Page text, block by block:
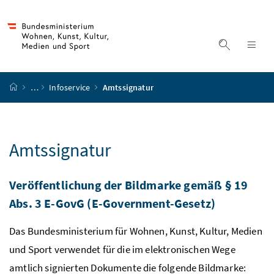
Suche
Startseite
… Infoservice Amtssignatur
Amtssignatur
Veröffentlichung der Bildmarke gemäß § 19
Abs. 3 E-GovG (E-Government-Gesetz)
Das Bundesministerium für Wohnen, Kunst, Kultur, Medien
und Sport verwendet für die im elektronischen Wege
amtlich signierten Dokumente die folgende Bildmarke: